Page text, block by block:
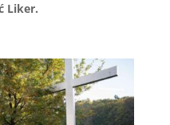
Liker.